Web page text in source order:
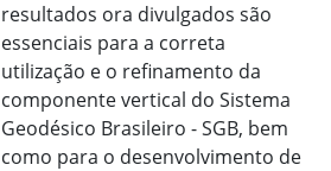
resultados ora divulgados são
essenciais para a correta
utilização e o refinamento da
componente vertical do Sistema
Geodésico Brasileiro - SGB, bem
como para o desenvolvimento de